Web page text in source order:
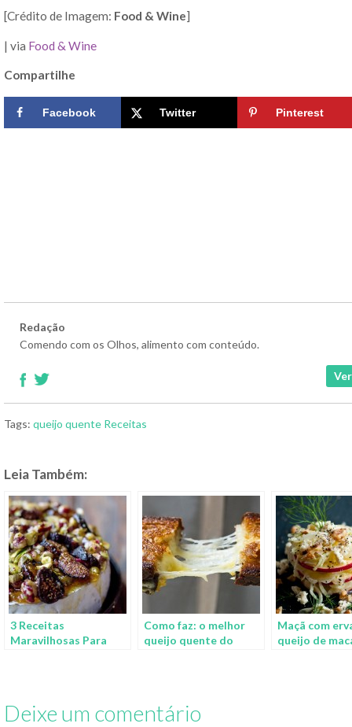
[Crédito de Imagem: Food & Wine]
| via Food & Wine
Compartilhe
Facebook Twitter Pinterest
Redação
Comendo com os Olhos, alimento com conteúdo.
Tags: queijo quente Receitas
Leia Também:
3 Receitas
Maravilhosas Para
Como faz: o melhor
queijo quente do
Maçã com
queijo de
Deixe um comentário